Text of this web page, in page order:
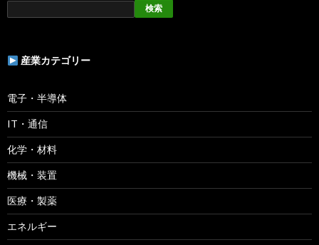
検索
産業カテゴリー
電子・半導体
IT・通信
化学・材料
機械・装置
医療・製薬
エネルギー